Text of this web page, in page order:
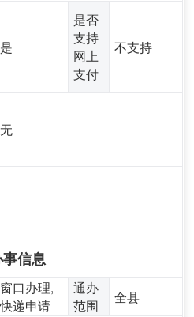
是
是否
支持
网上
支付
不支持
无
事信息
窗口办理,
快递申请
通办
范围
全县